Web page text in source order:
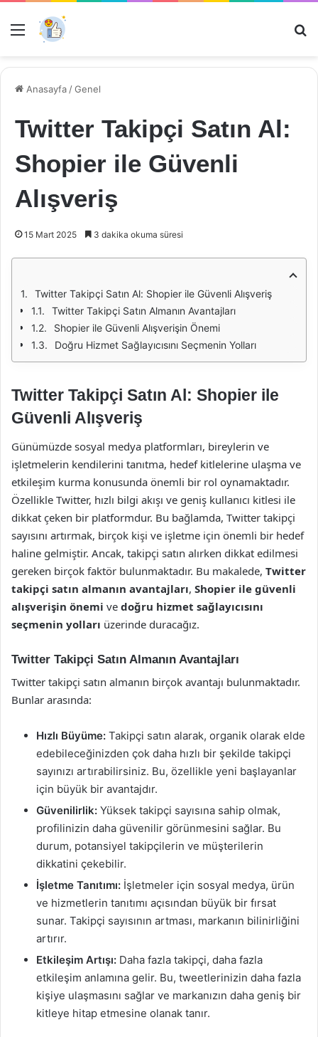
Menü
Anasayfa /Genel
Twitter Takipçi Satın Al:
Shopier ile Güvenli
Alışveriş
15 Mart 2025 3 dakika okuma süresi
Twitter Takipçi Satın Al: Shopier ile Güvenli Alışveriş
Twitter Takipçi Satın Almanın Avantajları
Shopier ile Güvenli Alışverişin Önemi
Doğru Hizmet Sağlayıcısını Seçmenin Yolları
Twitter Takipçi Satın Al: Shopier ile
Güvenli Alışveriş
Günümüzde sosyal medya platformları, bireylerin ve
işletmelerin kendilerini tanıtma, hedef kitlelerine ulaşma ve
etkileşim kurma konusunda önemli bir rol oynamaktadır.
Özellikle Twitter, hızlı bilgi akışı ve geniş kullanıcı kitlesi ile
dikkat çeken bir platformdur. Bu bağlamda, Twitter takipçi
sayısını artırmak, birçok kişi ve işletme için önemli bir hedef
haline gelmiştir. Ancak, takipçi satın alırken dikkat edilmesi
gereken birçok faktör bulunmaktadır. Bu makalede, Twitter
takipçi satın almanın avantajları, Shopier ile güvenli
alışverişin önemi ve doğru hizmet sağlayıcısını
seçmenin yolları üzerinde duracağız.
Twitter Takipçi Satın Almanın Avantajları
Twitter takipçi satın almanın birçok avantajı bulunmaktadır.
Bunlar arasında:
Hızlı Büyüme: Takipçi satın alarak, organik olarak elde
edebileceğinizden çok daha hızlı bir şekilde takipçi
sayınızı artırabilirsiniz. Bu, özellikle yeni başlayanlar
için büyük bir avantajdır.
Güvenilirlik: Yüksek takipçi sayısına sahip olmak,
profilinizin daha güvenilir görünmesini sağlar. Bu
durum, potansiyel takipçilerin ve müşterilerin
dikkatini çekebilir.
İşletme Tanıtımı: İşletmeler için sosyal medya, ürün
ve hizmetlerin tanıtımı açısından büyük bir fırsat
sunar. Takipçi sayısının artması, markanın bilinirliğini
artırır.
Etkileşim Artışı: Daha fazla takipçi, daha fazla
etkileşim anlamına gelir. Bu, tweetlerinizin daha fazla
kişiye ulaşmasını sağlar ve markanızın daha geniş bir
kitleye hitap etmesine olanak tanır.